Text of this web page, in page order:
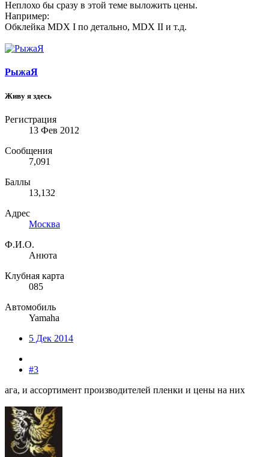
Неплохо бы сразу в этой теме выложить цены.
Например:
Обклейка MDX I по детально, MDX II и т.д.
РыжаЯ
Живу я здесь
Регистрация
13 Фев 2012
Сообщения
7,091
Баллы
13,132
Адрес
Москва
Ф.И.О.
Анюта
Клубная карта
085
Автомобиль
Yamaha
5 Дек 2014
#3
ага, и ассортимент производителей пленки и цены на них